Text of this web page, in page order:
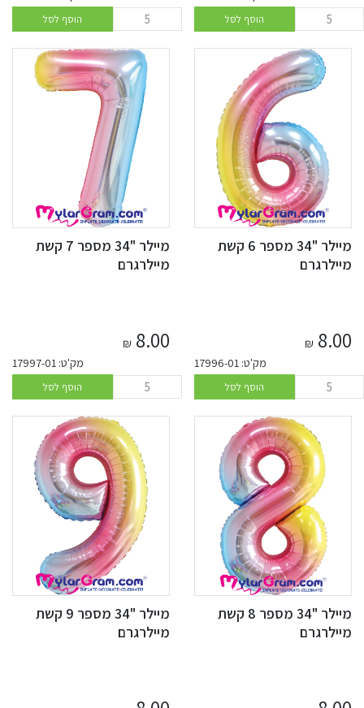
הוסף לסל הוסף לסל
מיילר "34 מספר 6 קשת
מיילרגרם
8.00
₪
מק'ט: 17996-01
הוסף לסל
מיילר "34 מספר 7 קשת
מיילרגרם
8.00
₪
מק'ט: 17997-01
הוסף לסל
מיילר "34 מספר 8 קשת
מיילרגרם
מיילר "34 מספר 9 קשת
מיילרגרם